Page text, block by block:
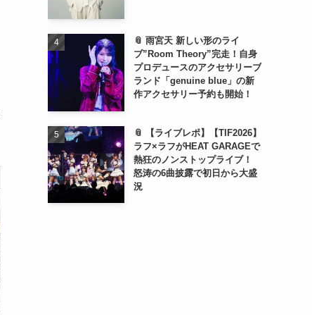
📎 雨宮天 新しい形のライ
ブ”Room Theory”完走！自身
プロデュースのアクセサリーブ
ランド「genuine blue」の新
作アクセサリー予約も開始！
📎 【ライブレポ】【TIF2026】
ラフ×ラフがHEAT GARAGEで
熱狂のノンストップライブ！
怒涛の6曲披露で初日から大盛
況